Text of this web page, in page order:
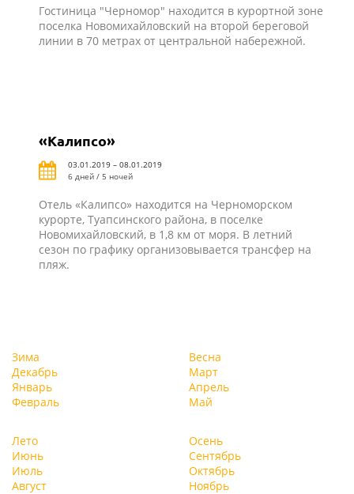
Гостиница "Черномор" находится в курортной зоне
поселка Новомихайловский на второй береговой
линии в 70 метрах от центральной набережной.
«Калипсо»
03.01.2019 – 08.01.2019
6 дней / 5 ночей
Отель «Калипсо» находится на Черноморском
курорте, Туапсинского района, в поселке
Новомихайловский, в 1,8 км от моря. В летний
сезон по графику организовывается трансфер на
пляж.
Зима
Декабрь
Январь
Февраль
Весна
Март
Апрель
Май
Лето
Июнь
Июль
Август
Осень
Сентябрь
Октябрь
Ноябрь